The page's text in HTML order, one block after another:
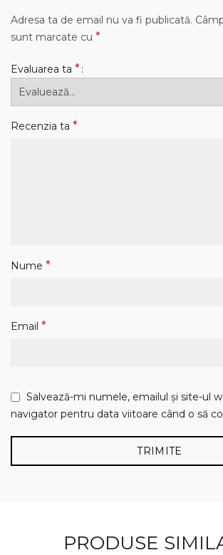
Adresa ta de email nu va fi publicată.
sunt marcate cu *
Evaluarea ta *
Recenzia ta *
Nume *
Email *
Salvează-mi numele, emailul și site-ul
navigator pentru data viitoare când o să
PRODUSE